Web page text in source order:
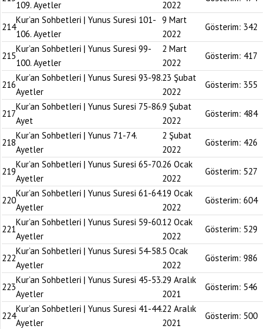
109. Ayetler
2022
214
Kur’an Sohbetleri | Yunus Suresi 101-
106. Ayetler
9 Mart
2022
Gösterim: 342
215
Kur’an Sohbetleri | Yunus Suresi 99-
100. Ayetler
2 Mart
2022
Gösterim: 417
216
Kur’an Sohbetleri | Yunus Suresi 93-98.
Ayetler
23 Şubat
2022
Gösterim: 355
217
Kur’an Sohbetleri | Yunus Suresi 75-86.
Ayet
9 Şubat
2022
Gösterim: 484
218
Kur’an Sohbetleri | Yunus 71-74.
Ayetler
2 Şubat
2022
Gösterim: 426
219
Kur’an Sohbetleri | Yunus Suresi 65-70.
Ayetler
26 Ocak
2022
Gösterim: 527
220
Kur’an Sohbetleri | Yunus Suresi 61-64.
Ayetler
19 Ocak
2022
Gösterim: 604
221
Kur’an Sohbetleri | Yunus Suresi 59-60.
Ayetler
12 Ocak
2022
Gösterim: 529
222
Kur’an Sohbetleri | Yunus Suresi 54-58.
Ayetler
5 Ocak
2022
Gösterim: 986
223
Kur’an Sohbetleri | Yunus Suresi 45-53.
Ayetler
29 Aralık
2021
Gösterim: 546
224
Kur’an Sohbetleri | Yunus Suresi 41-44.
Ayetler
22 Aralık
2021
Gösterim: 500